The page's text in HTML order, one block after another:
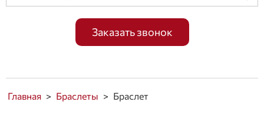
Заказать звонок
Главная > Браслеты > Браслет